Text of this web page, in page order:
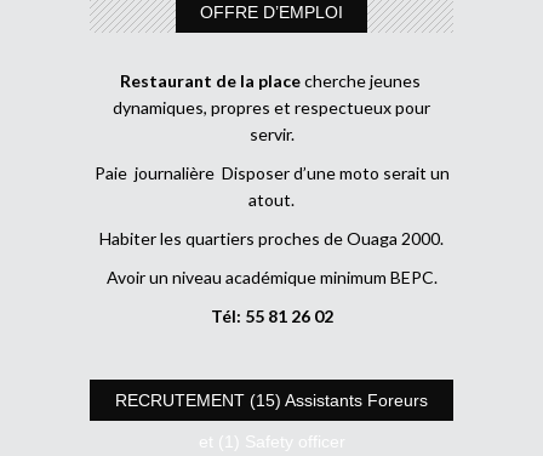
OFFRE D’EMPLOI
Restaurant de la placecherche jeunes
dynamiques, propres et respectueux pour
servir.
Paie journalière Disposer d’une moto serait un
atout.
Habiter les quartiers proches de Ouaga 2000.
Avoir un niveau académique minimum BEPC.
Tél: 55 81 26 02
RECRUTEMENT (15) Assistants Foreurs
et (1) Safety officer